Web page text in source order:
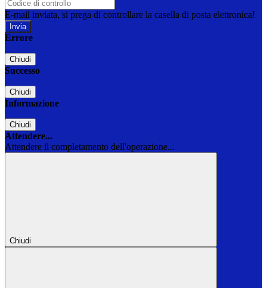
E-mail inviata, si prega di controllare la casella di posta elettronica!
Errore
Chiudi
Successo
Chiudi
Informazione
Chiudi
Attendere...
Attendere il completamento dell'operazione...
Chiudi